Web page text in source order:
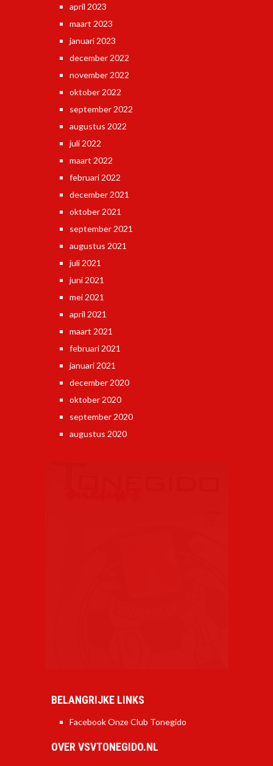
april 2023
maart 2023
januari 2023
december 2022
november 2022
oktober 2022
september 2022
augustus 2022
juli 2022
maart 2022
februari 2022
december 2021
oktober 2021
september 2021
augustus 2021
juli 2021
juni 2021
mei 2021
april 2021
maart 2021
februari 2021
januari 2021
december 2020
oktober 2020
september 2020
augustus 2020
BELANGRIJKE LINKS
Facebook Onze Club Tonegido
OVER VSVTONEGIDO.NL